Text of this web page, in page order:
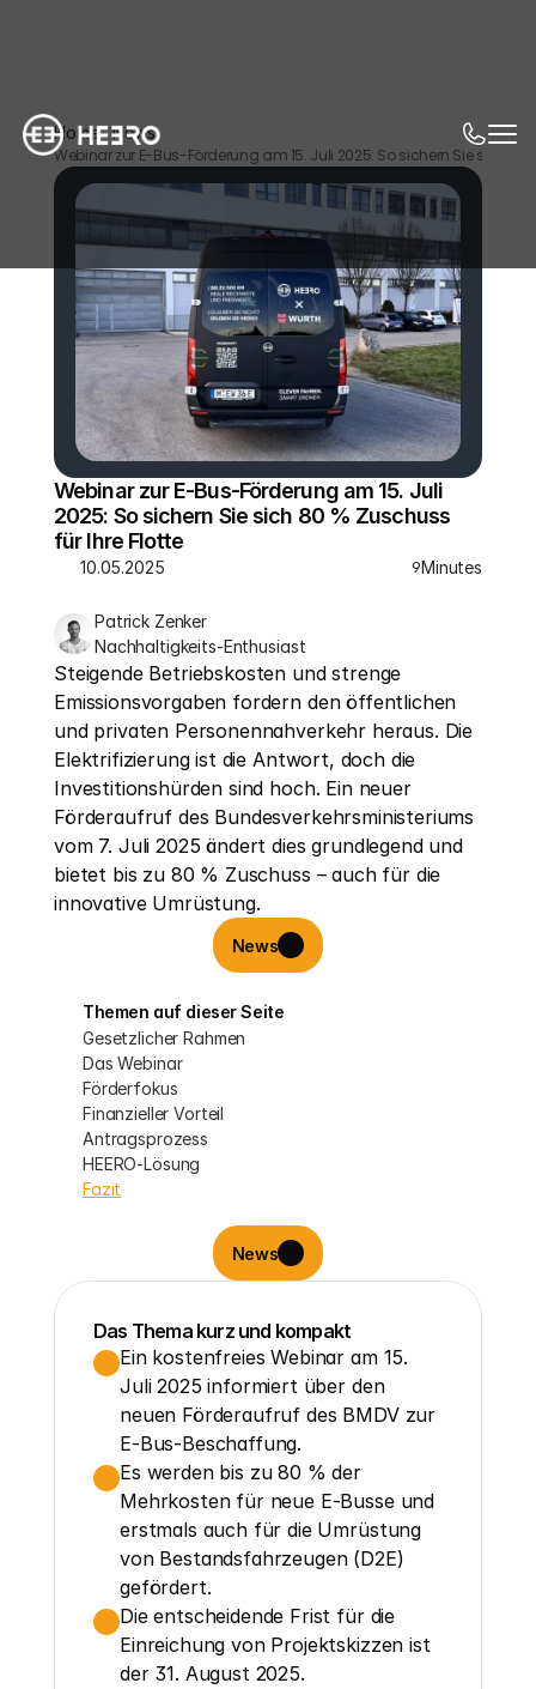
Home News
Webinar zur E-Bus-Förderung am 15. Juli 2025: So sichern Sie sich 80
Webinar zur E-Bus-Förderung am 15. Juli
2025: So sichern Sie sich 80 % Zuschuss
für Ihre Flotte
10.05.2025 9Minutes
Patrick Zenker
Nachhaltigkeits-Enthusiast
Steigende Betriebskosten und strenge
Emissionsvorgaben fordern den öffentlichen
und privaten Personennahverkehr heraus. Die
Elektrifizierung ist die Antwort, doch die
Investitionshürden sind hoch. Ein neuer
Förderaufruf des Bundesverkehrsministeriums
vom 7. Juli 2025 ändert dies grundlegend und
bietet bis zu 80 % Zuschuss – auch für die
innovative Umrüstung.
News
Themen auf dieser Seite
Gesetzlicher Rahmen
Das Webinar
Förderfokus
Finanzieller Vorteil
Antragsprozess
HEERO-Lösung
Fazit
News
Das Thema kurz und kompakt
Ein kostenfreies Webinar am 15.
Juli 2025 informiert über den
neuen Förderaufruf des BMDV zur
E-Bus-Beschaffung.
Es werden bis zu 80 % der
Mehrkosten für neue E-Busse und
erstmals auch für die Umrüstung
von Bestandsfahrzeugen (D2E)
gefördert.
Die entscheidende Frist für die
Einreichung von Projektskizzen ist
der 31. August 2025.